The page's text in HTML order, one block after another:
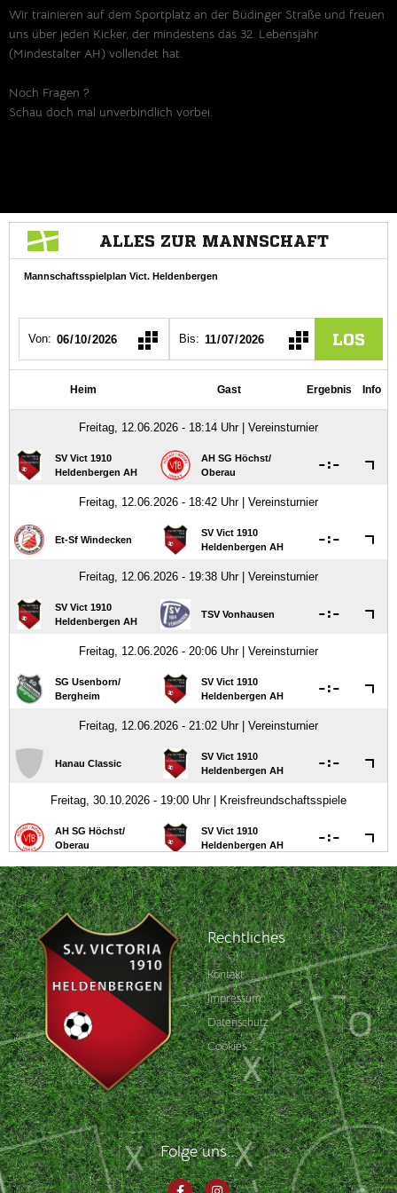
Wir trainieren auf dem Sportplatz an der Büdinger Straße und freuen
uns über jeden Kicker, der mindestens das 32. Lebensjahr
(Mindestalter AH) vollendet hat.
Noch Fragen ?
Schau doch mal unverbindlich vorbei.
Rechtliches
Kontakt
Impressum
Datenschutz
Cookies
Folge uns...
F
I